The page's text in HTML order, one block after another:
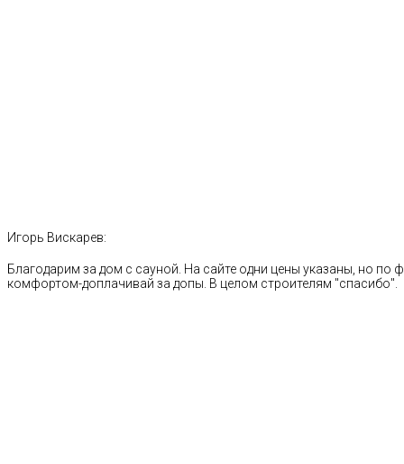
Игорь Вискарев:
Благодарим за дом с сауной. На сайте одни цены указаны, но по
комфортом-доплачивай за допы. В целом строителям "спасибо".